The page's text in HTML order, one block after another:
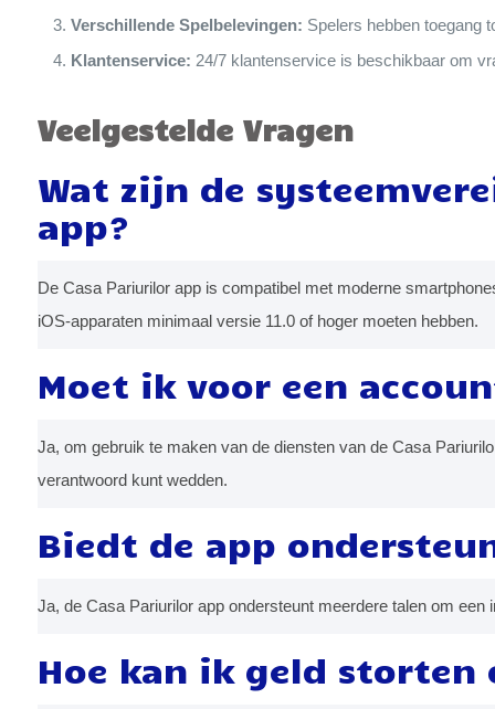
Verschillende Spelbelevingen: Spelers hebben toegang
Klantenservice: 24/7 klantenservice is beschikbaar om
Veelgestelde Vragen
Wat zijn de
app?
De Casa Pariurilor app is compatibel met moderne
iOS-apparaten minimaal versie 11.0 of hoger moeten hebben.
Moet ik voor een
Ja, om gebruik te maken van de diensten van de Casa
verantwoord kunt wedden.
Biedt de app
Ja, de Casa Pariurilor app ondersteunt meerdere talen om een
Hoe kan ik geld storten